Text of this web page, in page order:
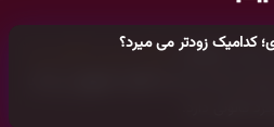
کدامیک زودتر می میرد؟
وقتی راه‌ها بسته شد این دعای معتبر را
سایت متعلق بهپایگاه خبری سرگرمی روز
دیگر سایت‌ها